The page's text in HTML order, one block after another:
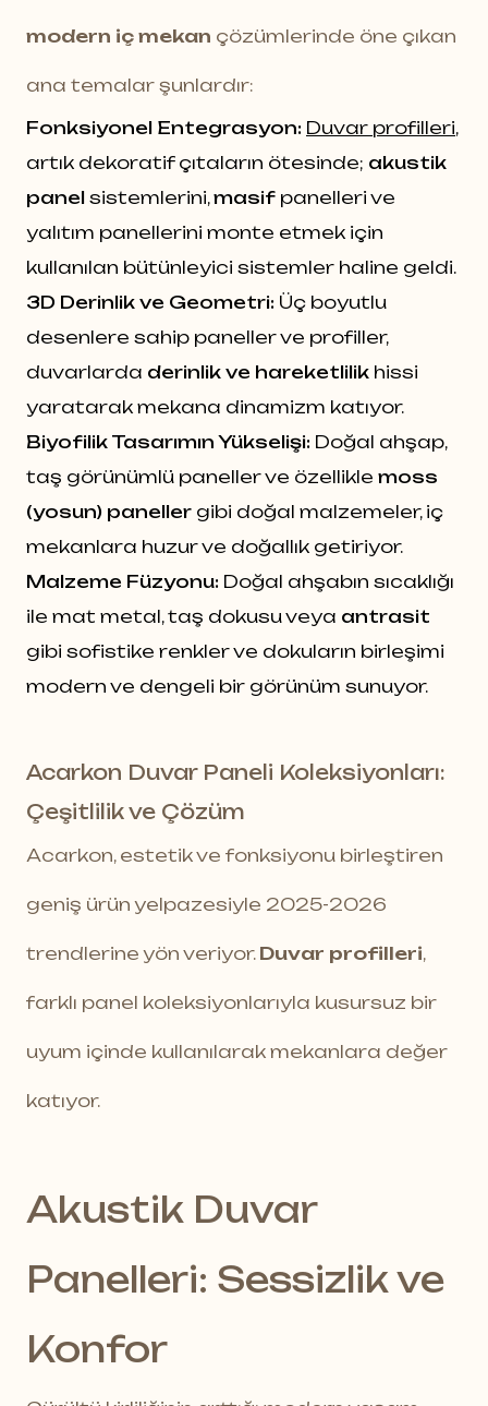
modern iç mekan çözümlerinde öne çıkan
ana temalar şunlardır:
Fonksiyonel Entegrasyon: Duvar profilleri,
artık dekoratif çıtaların ötesinde; akustik
panel sistemlerini,masif panelleri ve
yalıtım panellerini monte etmek için
kullanılan bütünleyici sistemler haline geldi.
3D Derinlik ve Geometri: Üç boyutlu
desenlere sahip paneller ve profiller,
duvarlarda derinlik ve hareketlilik hissi
yaratarak mekana dinamizm katıyor.
Biyofilik Tasarımın Yükselişi: Doğal ahşap,
taş görünümlü paneller ve özellikle moss
(yosun) paneller gibi doğal malzemeler, iç
mekanlara huzur ve doğallık getiriyor.
Malzeme Füzyonu: Doğal ahşabın sıcaklığı
ile mat metal, taş dokusu veya antrasit
gibi sofistike renkler ve dokuların birleşimi
modern ve dengeli bir görünüm sunuyor.
Acarkon Duvar Paneli Koleksiyonları:
Çeşitlilik ve Çözüm
Acarkon, estetik ve fonksiyonu birleştiren
geniş ürün yelpazesiyle 2025-2026
trendlerine yön veriyor. Duvar profilleri,
farklı panel koleksiyonlarıyla kusursuz bir
uyum içinde kullanılarak mekanlara değer
katıyor.
Akustik Duvar
Panelleri: Sessizlik ve
Konfor